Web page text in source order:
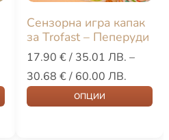
Сензорна игра капак
за Trofast – Пеперуди
17.90 €/ 35.01 ЛВ. –
30.68 €/ 60.00 ЛВ.
ОПЦИИ